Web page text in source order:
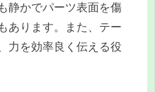
静かでパーツ表面を傷
あります。また、テー
力を効率良く伝える役